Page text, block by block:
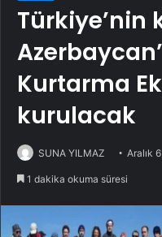
Türkiye’nin
Kurtarma
kurulacak
SUNA YILMAZ Aralık
1 dakika okuma süresi